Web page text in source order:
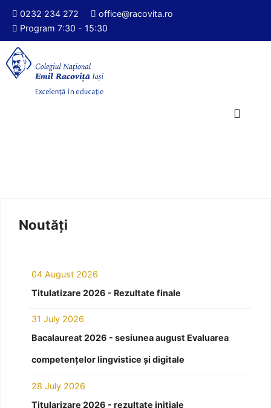
0232 234 272
office@racovita.ro
Program 7:30 - 15:30
Noutăți
04 August 2026
Titulatizare 2026 - Rezultate finale
31 July 2026
Bacalaureat 2026 - sesiunea august Evaluarea
competențelor lingvistice și digitale
28 July 2026
Titularizare 2026 - rezultate inițiale